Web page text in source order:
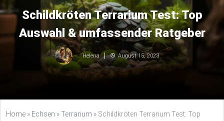
Schildkröten Terrarium Test: Top
Auswahl & umfassender Ratgeber
Helena August 15, 2023
Home » Echsen »Terrarium » Schildkröten Terrarium Test: Top